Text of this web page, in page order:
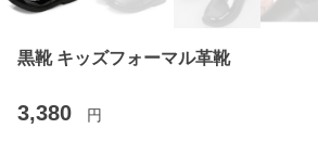
黒靴 キッズフォーマル革靴
3,380 円